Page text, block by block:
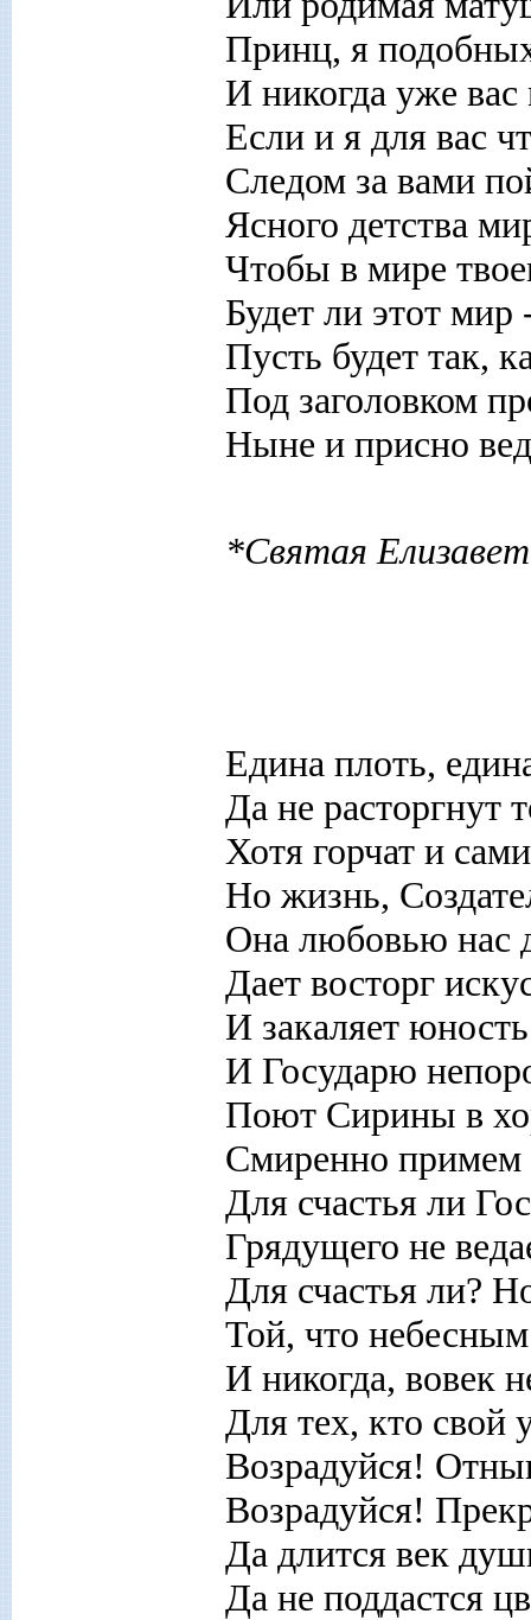
Принц, я
И никогда уже
Если и я для вас
Следом за вами
Ясного детства
Чтобы в мире
Будет ли этот мир
Пусть будет так,
Под заголовком
Ныне и присно
*Святая
Едина плоть,
Да не расторгнут
Хотя горчат и
Но жизнь,
Она любовью нас
Дает восторг
И закаляет
И Государю
Поют Сирины в
Смиренно примем
Для счастья ли
Грядущего не
Для счастья ли?
Той, что
И никогда, вовек
Для тех, кто свой
Возрадуйся!
Возрадуйся!
Да длится век
Да не поддастся